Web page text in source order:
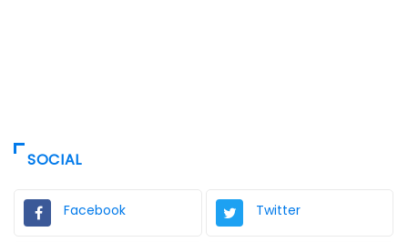
SOCIAL
Facebook Twitter